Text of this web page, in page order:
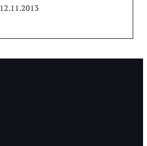
12.11.2013